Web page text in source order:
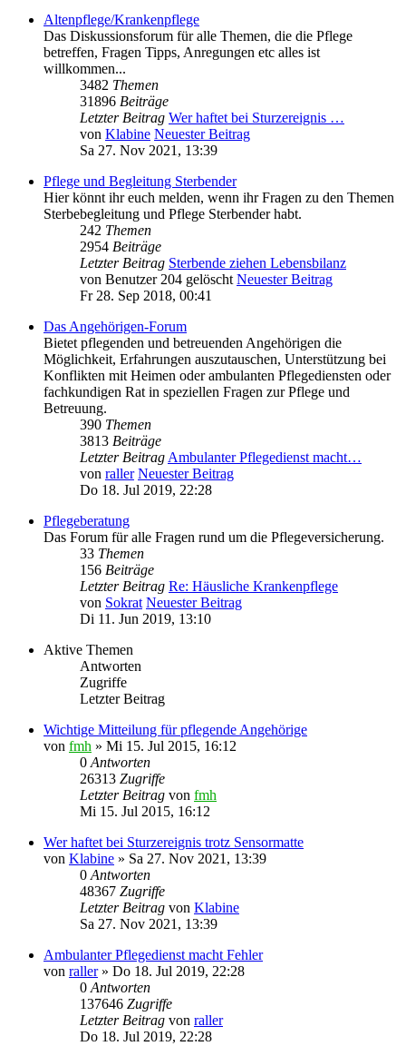
Altenpflege/Krankenpflege
Das Diskussionsforum für alle Themen, die die Pflege
betreffen, Fragen Tipps, Anregungen etc alles ist
willkommen...
3482 Themen
31896 Beiträge
Letzter Beitrag Wer haftet bei Sturzereignis …
von Klabine Neuester Beitrag
Sa 27. Nov 2021, 13:39
Pflege und Begleitung Sterbender
Hier könnt ihr euch melden, wenn ihr Fragen zu den Themen
Sterbebegleitung und Pflege Sterbender habt.
242 Themen
2954 Beiträge
Letzter Beitrag Sterbende ziehen Lebensbilanz
von Benutzer 204 gelöscht Neuester Beitrag
Fr 28. Sep 2018, 00:41
Das Angehörigen-Forum
Bietet pflegenden und betreuenden Angehörigen die
Möglichkeit, Erfahrungen auszutauschen, Unterstützung bei
Konflikten mit Heimen oder ambulanten Pflegediensten oder
fachkundigen Rat in speziellen Fragen zur Pflege und
Betreuung.
390 Themen
3813 Beiträge
Letzter Beitrag Ambulanter Pflegedienst macht…
von raller Neuester Beitrag
Do 18. Jul 2019, 22:28
Pflegeberatung
Das Forum für alle Fragen rund um die Pflegeversicherung.
33 Themen
156 Beiträge
Letzter Beitrag Re: Häusliche Krankenpflege
von Sokrat Neuester Beitrag
Di 11. Jun 2019, 13:10
Aktive Themen
Antworten
Zugriffe
Letzter Beitrag
Wichtige Mitteilung für pflegende Angehörige
von fmh » Mi 15. Jul 2015, 16:12
0 Antworten
26313 Zugriffe
Letzter Beitrag von fmh
Mi 15. Jul 2015, 16:12
Wer haftet bei Sturzereignis trotz Sensormatte
von Klabine » Sa 27. Nov 2021, 13:39
0 Antworten
48367 Zugriffe
Letzter Beitrag von Klabine
Sa 27. Nov 2021, 13:39
Ambulanter Pflegedienst macht Fehler
von raller» Do 18. Jul 2019, 22:28
0 Antworten
137646 Zugriffe
Letzter Beitrag von raller
Do 18. Jul 2019, 22:28